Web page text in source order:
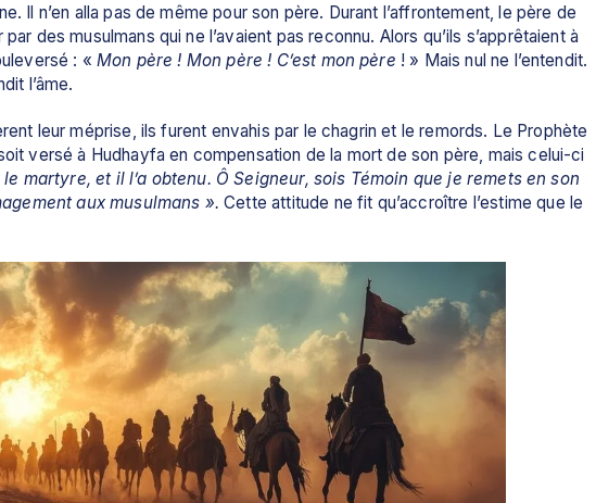
Il n’en alla pas de même pour son père. Durant l’affrontement, le père de
des musulmans qui ne l’avaient pas reconnu. Alors qu’ils s’apprêtaient à
: « Mon père ! Mon père ! C’est mon père ! » Mais nul ne l’entendit.
l’âme.
leur méprise, ils furent envahis par le chagrin et le remords. Le Prophète
martyre, et il l’a obtenu. Ô Seigneur, sois Témoin que je remets en son
aux musulmans ». Cette attitude ne fit qu’accroître l’estime que le